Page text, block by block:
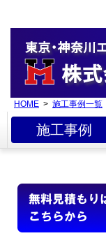
HOME > 施工事例一覧
施工事例